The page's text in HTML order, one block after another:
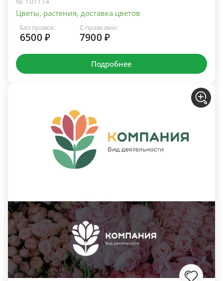
Цветы, растения, доставка цветов
Без правок:
6500 ₽
С правками:
7900 ₽
Подробнее